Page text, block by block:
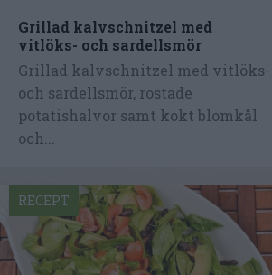
Grillad kalvschnitzel med
vitlöks- och sardellsmör
Grillad kalvschnitzel med vitlöks-
och sardellsmör, rostade
potatishalvor samt kokt blomkål
och...
RECEPT